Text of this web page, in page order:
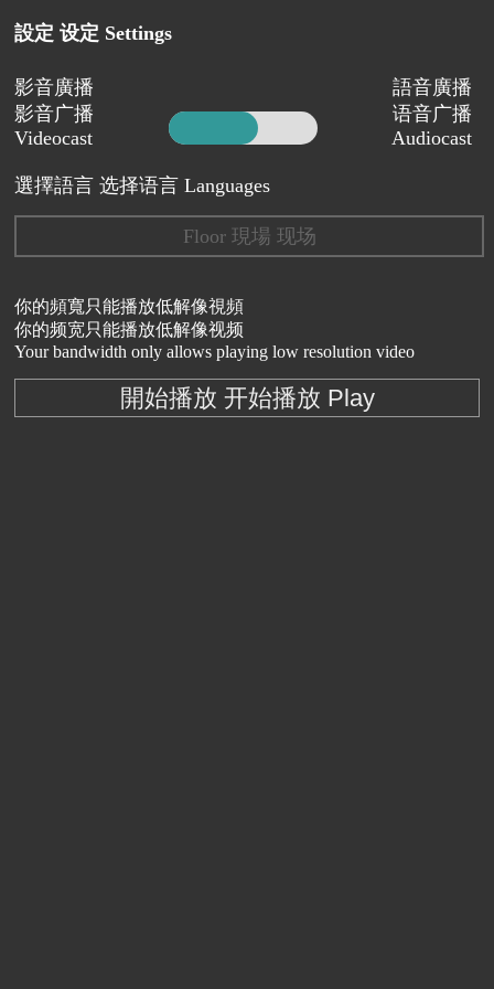
設定 设定 Settings
影音廣播
影音广播
Videocast
語音廣播
语音广播
Audiocast
選擇語言 选择语言 Languages
Floor 現場 现场
你的頻寬只能播放低解像視頻
你的频宽只能播放低解像视频
Your bandwidth only allows playing low resolution video
開始播放 开始播放 Play